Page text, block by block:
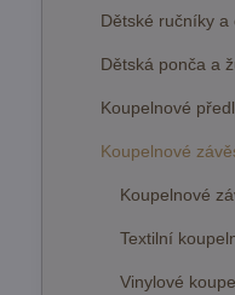
Dětské ručníky a
Dětská ponča a
Koupelnové
Koupelnové
Koupelnové
Textilní
Vinylové